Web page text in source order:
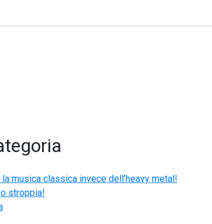
musica classica invece dell’heavy metal!
stroppia!